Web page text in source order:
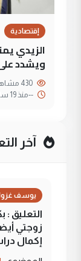
إقتصادية
الزيدي
ويشدد
--منذ 19 ساعة
آخر
يوسف
التعليق :
زوجتي
إكمال